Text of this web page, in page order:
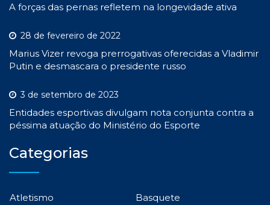
A forças das pernas refletem na longevidade ativa
28 de fevereiro de 2022
Marius Vizer revoga prerrogativas oferecidas a Vladimir
Putin e desmascara o presidente russo
3 de setembro de 2023
Entidades esportivas divulgam nota conjunta contra a
péssima atuação do Ministério do Esporte
Categorias
Atletismo
Basquete